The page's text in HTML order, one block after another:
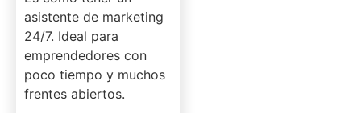
asistente de marketing
24/7. Ideal para
emprendedores con
poco tiempo y muchos
frentes abiertos.